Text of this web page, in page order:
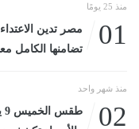
منذ 25 يومًا
01
مصر تدين
تضامنها الكامل
منذ شهر واحد
02